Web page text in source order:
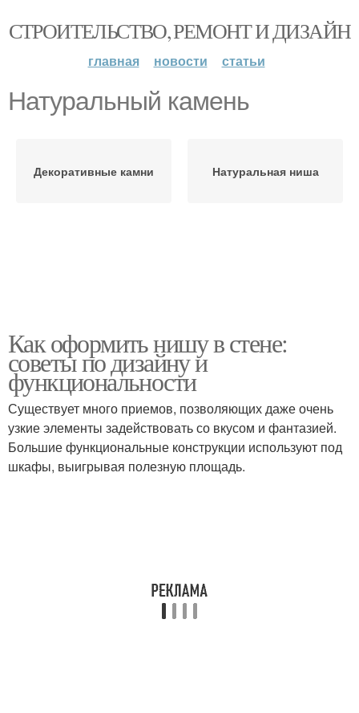
СТРОИТЕЛЬСТВО, РЕМОНТ И ДИЗАЙН
главная новости статьи
Натуральный камень
Декоративные камни Натуральная ниша
Как оформить нишу в стене:
советы по дизайну и
функциональности
Существует много приемов, позволяющих даже очень
узкие элементы задействовать со вкусом и фантазией.
Большие функциональные конструкции используют под
шкафы, выигрывая полезную площадь.